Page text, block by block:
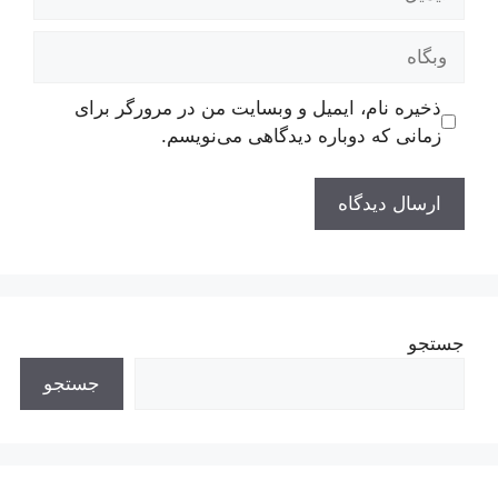
وبگاه
ذخیره نام، ایمیل و وبسایت من در مرورگر برای
زمانی که دوباره دیدگاهی می‌نویسم.
جستجو
جستجو